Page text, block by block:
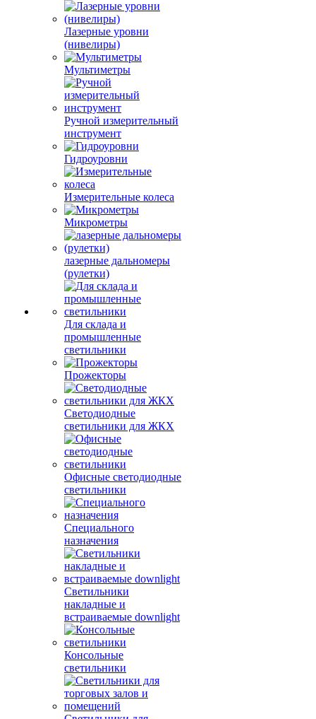
Лазерные уровни
(нивелиры)
Мультиметры
Ручной измерительный
инструмент
Гидроуровни
Измерительные колеса
Микрометры
лазерные дальномеры
(рулетки)
Для склада и
промышленные
светильники
Прожекторы
Светодиодные
светильники для ЖКХ
Офисные светодиодные
светильники
Специального
назначения
Светильники
накладные и
встраиваемые downlight
Консольные
светильники